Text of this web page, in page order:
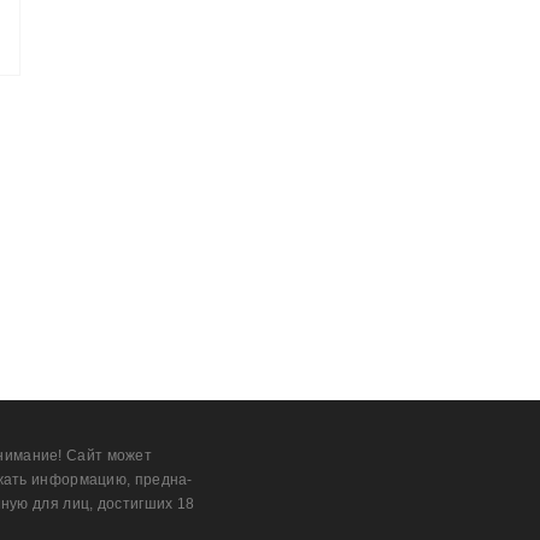
Сайт может
информацию, предна­
для лиц, дости­гших 18